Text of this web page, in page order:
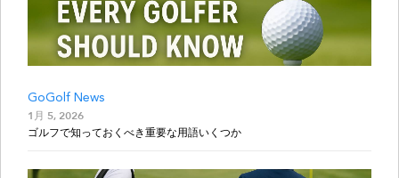
GoGolf News
1月 5, 2026
ゴルフで知っておくべき重要な用語いくつか